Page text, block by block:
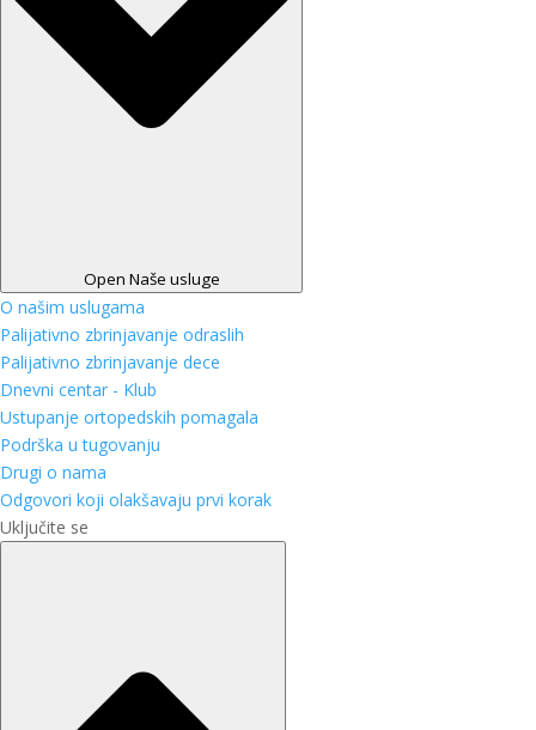
Open Naše usluge
O našim uslugama
Palijativno zbrinjavanje odraslih
Palijativno zbrinjavanje dece
Dnevni centar - Klub
Ustupanje ortopedskih pomagala
Podrška u tugovanju
Drugi o nama
Odgovori koji olakšavaju prvi korak
Uključite se